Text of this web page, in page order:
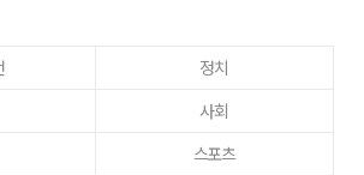
정치
사회
스포츠